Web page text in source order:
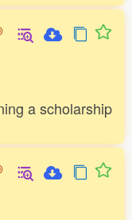
a scholarship